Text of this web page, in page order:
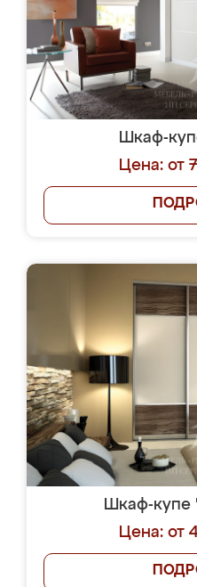
Шкаф-
Цена: от
Шкаф-купе
Цена: от